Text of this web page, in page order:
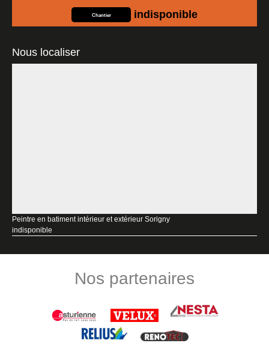
Chantier indisponible
Nous localiser
Peintre en batiment intérieur et extérieur Sorigny
indisponible
Nos partenaires